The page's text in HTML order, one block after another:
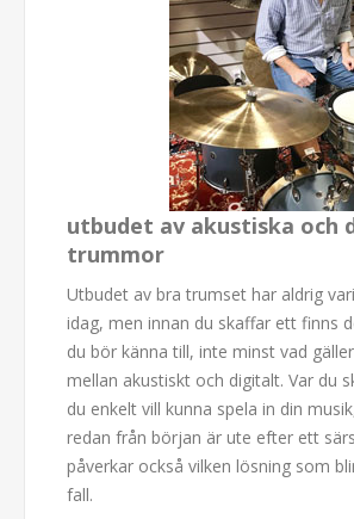
utbudet av akustiska och
trummor
Utbudet av bra trumset har aldrig
idag, men innan du skaffar ett finns
du bör känna till, inte minst vad
mellan akustiskt och digitalt. Var du
du enkelt vill kunna spela in din
redan från början är ute efter ett
påverkar också vilken lösning som
fall.